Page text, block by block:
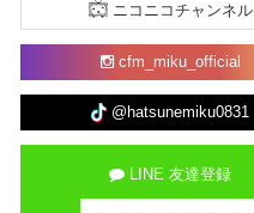
ニコニコチャンネル
cfm_miku_official
@hatsunemiku0831
LINE 友達登録